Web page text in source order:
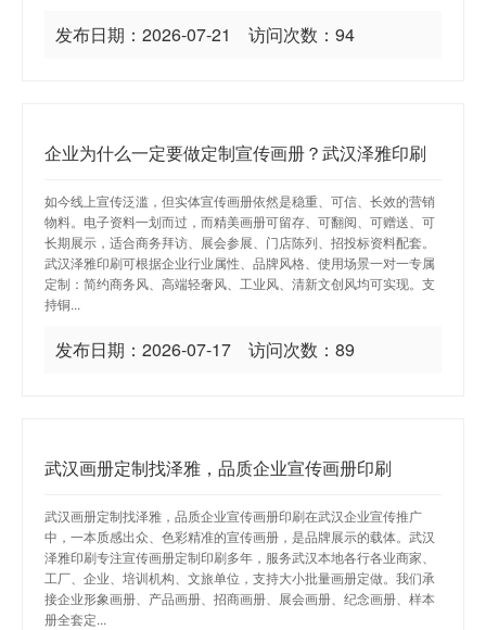
发布日期：2026-07-21 访问次数：94
企业为什么一定要做定制宣传画册？武汉泽雅印刷
如今线上宣传泛滥，但实体宣传画册依然是稳重、可信、长效的营销
物料。电子资料一划而过，而精美画册可留存、可翻阅、可赠送、可
长期展示，适合商务拜访、展会参展、门店陈列、招投标资料配套。
武汉泽雅印刷可根据企业行业属性、品牌风格、使用场景一对一专属
定制：简约商务风、高端轻奢风、工业风、清新文创风均可实现。支
持铜...
发布日期：2026-07-17 访问次数：89
武汉画册定制找泽雅，品质企业宣传画册印刷
武汉画册定制找泽雅，品质企业宣传画册印刷在武汉企业宣传推广
中，一本质感出众、色彩精准的宣传画册，是品牌展示的载体。武汉
泽雅印刷专注宣传画册定制印刷多年，服务武汉本地各行各业商家、
工厂、企业、培训机构、文旅单位，支持大小批量画册定做。我们承
接企业形象画册、产品画册、招商画册、展会画册、纪念画册、样本
册全套定...